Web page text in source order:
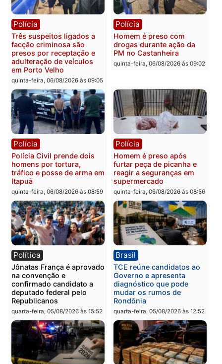
Política
Ministro Dias Tofolli , do
TSE, determina reabertura
e processamento da ação
que pode levar à perda do
mandato da prefeita de
Pimenta Bueno
quinta-feira, 06/08/2026 às 18:20
Polícia
Policiais militares
recuperam moto furtada
prendem trio na zona
Leste
quinta-feira, 06/08/2026 às
Polícia
Jovem é encontrado morto
na Rua dos Cravos e caso
é investigado pela polícia
em RO
quinta-feira, 06/08/2026 às 09:26
Polícia
Homem é esfaqueado no
tórax durante briga com
vizinho no bairro
Guimarães
quinta-feira, 06/08/2026 às
Polícia
Três suspeitos ligados a
facção criminosa são
presos por receptação e
adulteração de veículos
em Porto Velho
quinta-feira, 06/08/2026 às 09:05
Polícia
Homem é preso com
drogas durante ação da
PM no Castanheira